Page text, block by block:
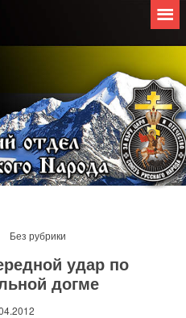
Без рубрики
удар по
догме